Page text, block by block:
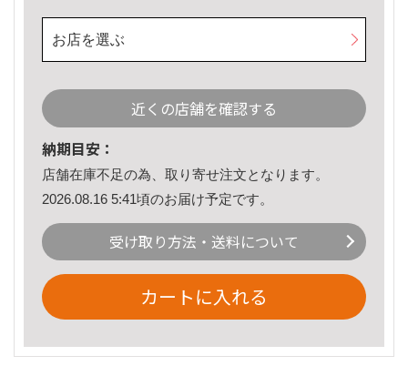
お店を選ぶ
近くの店舗を確認する
納期目安：
店舗在庫不足の為、取り寄せ注文となります。
2026.08.16 5:41頃のお届け予定です。
受け取り方法・送料について
カートに入れる